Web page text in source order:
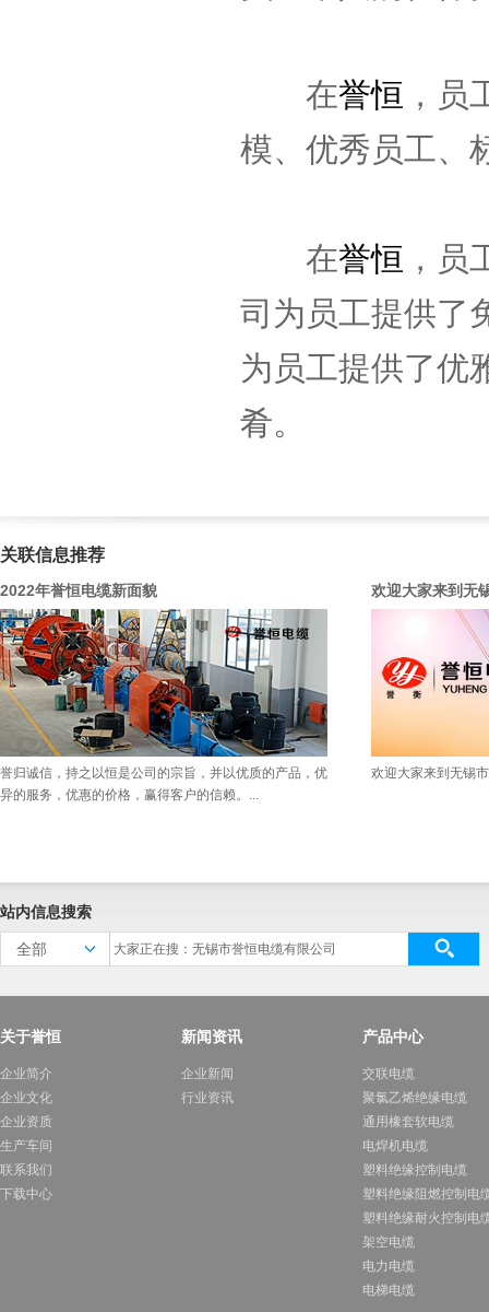
在誉恒 ，
模、优秀员工、
在誉恒 ，
司为员工提供了
为员工提供了优
肴。
关联信息推荐
2022年誉恒电缆新面貌
誉归诚信，持之以恒是公司的宗旨，并以优质的产品，优
异的服务，优惠的价格，赢得客户的信赖。...
欢迎大家来到无
欢迎大家来到无锡
站内信息搜索
全部
关于誉恒
企业简介
企业文化
企业资质
生产车间
联系我们
下载中心
新闻资讯
企业新闻
行业资讯
产品中心
交联电缆
聚氯乙烯绝缘电缆
通用橡套软电缆
电焊机电缆
塑料绝缘控制电缆
塑料绝缘阻燃控制电
塑料绝缘耐火控制电
架空电缆
电力电缆
电梯电缆